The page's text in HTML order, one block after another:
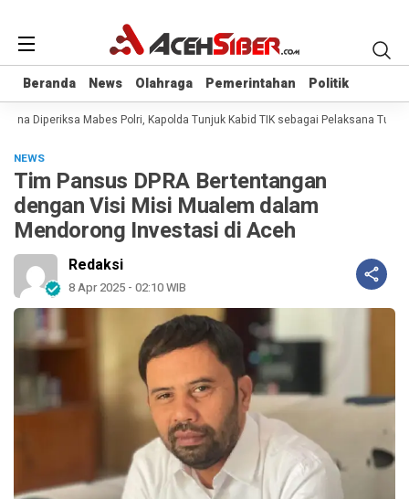
Beranda News Olahraga Pemerintahan Politik
Beranda News Olahraga Pemerintahan Politik
Diperiksa Mabes Polri, Kapolda Tunjuk Kabid TIK sebagai Pelaksana Tugas
NEWS
Tim Pansus DPRA Bertentangan
dengan Visi Misi Mualem dalam
Mendorong Investasi di Aceh
Redaksi
8 Apr 2025 - 02:10 WIB